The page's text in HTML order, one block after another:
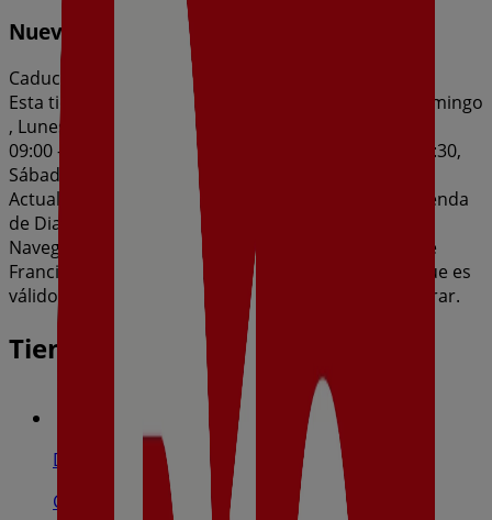
Nueva Calidad Dia del 05/08 al 11/08
Caduca el 11/8
Esta tienda de Dia tiene los siguientes horarios: Domingo
, Lunes 09:00 - 21:30, Martes 09:00 - 21:30, Miércoles
09:00 - 21:30, Jueves 09:00 - 21:30, Viernes 09:00 - 21:30,
Sábado 09:00 - 21:30
Actualmente hay 1 catálogos disponibles en esta tienda
de Dia.
Navega por el último catálogo de Dia en Avenida De
Francia, S/N Nueva Calidad Dia del 05/08 al 11/08 que es
válido del 5/8/2026 al 11/8/2026 y no pares de ahorrar.
Tiendas más cercanas
Dia
Calle Panamá, 4, Toledo